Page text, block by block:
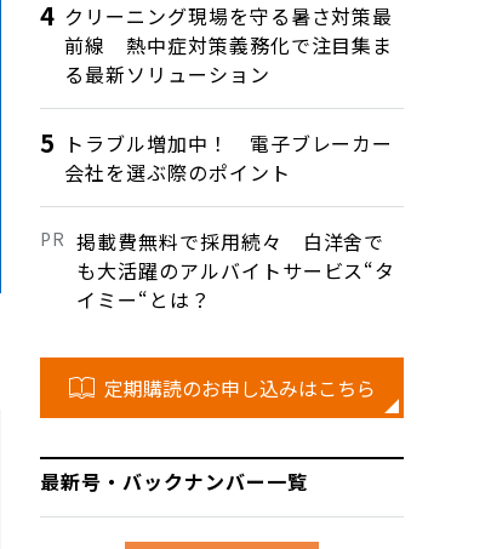
クリーニング現場を守る暑さ対策最
前線 熱中症対策義務化で注目集ま
る最新ソリューション
トラブル増加中！ 電子ブレーカー
会社を選ぶ際のポイント
掲載費無料で採用続々 白洋舍で
も大活躍のアルバイトサービス“タ
イミー“とは？
定期購読のお申し込みはこちら
最新号・バックナンバー一覧